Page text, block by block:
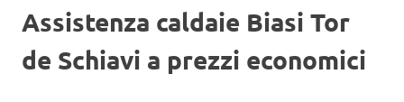
Assistenza caldaie Biasi Tor
de Schiavi a prezzi economici